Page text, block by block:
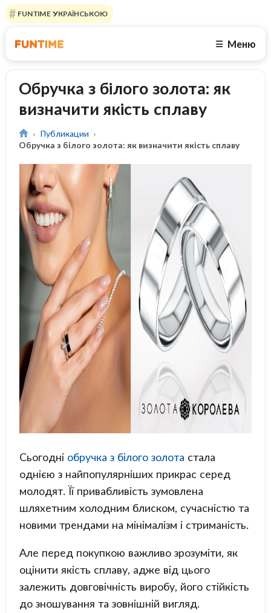
FUNTIME УКРАЇНСЬКОЮ
☰ Меню
Обручка з білого золота: як
визначити якість сплаву
Публикации
Обручка з білого золота: як визначити якість сплаву
Сьогодні обручка з білого золота стала
однією з найпопулярніших прикрас серед
молодят. Її привабливість зумовлена
шляхетним холодним блиском, сучасністю та
новими трендами на мінімалізм і стриманість.
Але перед покупкою важливо зрозуміти, як
оцінити якість сплаву, адже від цього
залежить довговічність виробу, його стійкість
до зношування та зовнішній вигляд.